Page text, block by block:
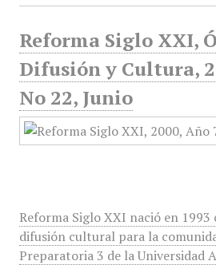
Reforma Siglo XXI,
Difusión y Cultura,
No 22, Junio
Reforma Siglo XXI nació en
difusión cultural para la
Preparatoria 3 de la Universidad